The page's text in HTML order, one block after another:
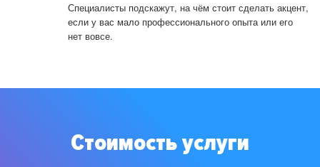
Специалисты подскажут, на чём стоит сделать акцент,
если у вас мало профессионального опыта или его
нет вовсе.
Стоимость услуги